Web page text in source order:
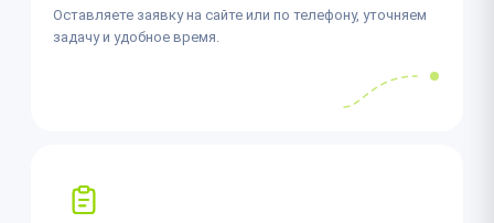
Оставляете заявку на сайте или по телефону, уточняем
задачу и удобное время.